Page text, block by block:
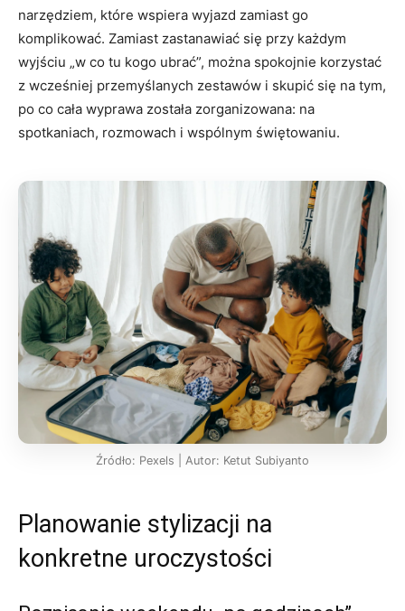
narzędziem, które wspiera wyjazd zamiast go
komplikować. Zamiast zastanawiać się przy każdym
wyjściu „w co tu kogo ubrać”, można spokojnie korzystać
z wcześniej przemyślanych zestawów i skupić się na tym,
po co cała wyprawa została zorganizowana: na
spotkaniach, rozmowach i wspólnym świętowaniu.
Źródło: Pexels | Autor: Ketut Subiyanto
Planowanie stylizacji na
konkretne uroczystości